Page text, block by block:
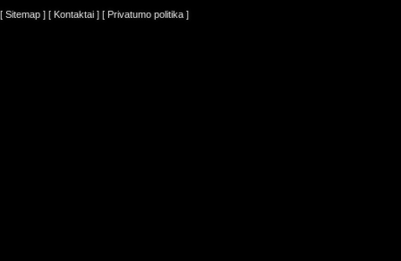
[ Sitemap ] [ Kontaktai ] [ Privatumo politika ]